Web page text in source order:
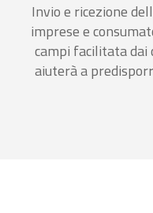
Invio e ricezione
imprese e
campi facilitata
aiuterà a